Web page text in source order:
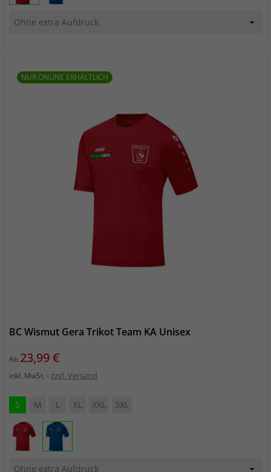
BC Wismut Gera Trikot Team KA Unisex
Ab Preis
23,99 €
inkl. MwSt. zzgl. Versand
S M L XL XXL 3XL
NUR ONLINE ERHÄLTLICH